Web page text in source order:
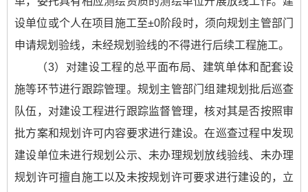
设单位或个人在项目施工至±0阶段时，须向规划主管部门
申请规划验线，未经规划验线的不得进行后续工程施工。
（3）对建设工程的总平面布局、建筑单体和配套设
施等环节进行跟踪管理。规划主管部门组建规划批后巡查
队伍，对建设工程进行跟踪监督管理，核对其是否按照审
批方案和规划许可内容要求进行建设。在巡查过程中发现
建设单位未进行规划公示、未办理规划放线验线、未办理
规划许可擅自施工以及未按规划许可要求进行建设的，立